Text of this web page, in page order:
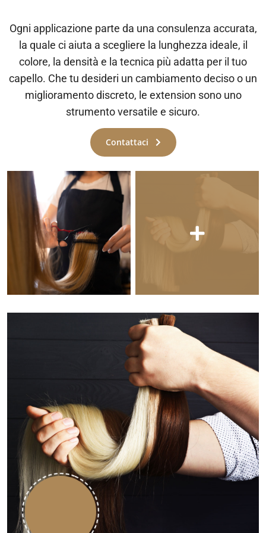
Ogni applicazione parte da una consulenza accurata,
la quale ci aiuta a scegliere la lunghezza ideale, il
colore, la densità e la tecnica più adatta per il tuo
capello. Che tu desideri un cambiamento deciso o un
miglioramento discreto, le extension sono uno
strumento versatile e sicuro.
Contattaci